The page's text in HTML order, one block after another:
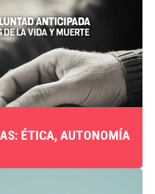
ÉTICA, AUTONOMÍA